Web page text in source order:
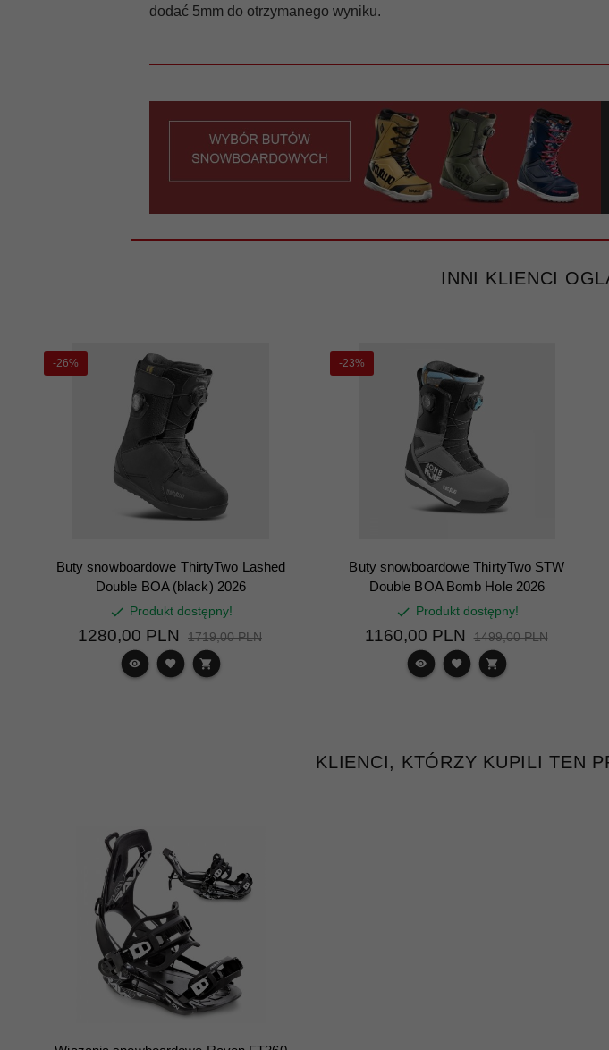
dodać 5mm do otrzymanego wyniku.
INNI KLIENCI
-26%
Buty snowboardowe ThirtyTwo Lashed
Double BOA (black) 2026
Produkt dostępny!
1280,00 PLN 1719,00 PLN
-23%
Buty snowboardowe ThirtyTwo STW
Double BOA Bomb Hole 2026
Produkt dostępny!
1160,00 PLN 1499,00 PLN
KLIENCI, KTÓRZY KUPILI TEN